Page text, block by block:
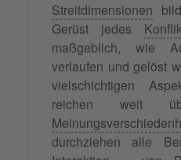
Streitdimensionen
Gerüst jedes
maßgeblich, wie
verlaufen und gelöst
vielschichtigen
reichen weit
durchziehen alle